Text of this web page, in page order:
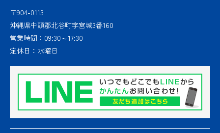
〒904-0113
沖縄県中頭郡北谷町字宮城3番160
営業時間： 09:30～17:30
定休日： 水曜日